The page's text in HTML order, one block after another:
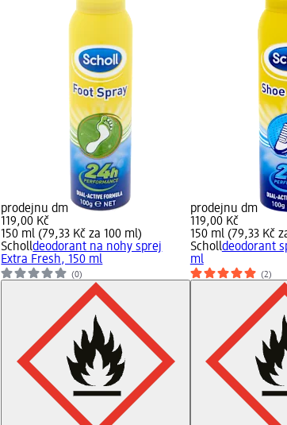
prodejnu dm
119,00 Kč
150 ml (79,33 Kč za 100 ml)
Scholldeodorant na nohy sprej
Extra Fresh, 150 ml
(0)
prodejnu dm
119,00 Kč
150 ml (79,33 Kč
Scholldeodorant
ml
(2)